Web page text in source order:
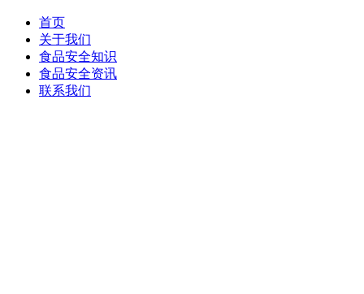
首页
关于我们
食品安全知识
食品安全资讯
联系我们